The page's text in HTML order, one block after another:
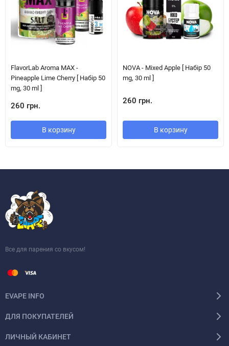
FlavorLab Aroma MAX -
Pineapple Lime Cherry [ Набір 50
mg, 30 ml ]
260 грн.
В корзину
NOVA - Mixed Apple [ Набір 50
mg, 30 ml ]
260 грн.
В корзину
Все для парения со вкусом!
EVAPE INFO
ДЛЯ ПОКУПАТЕЛЕЙ
ЛИЧНЫЙ КАБИНЕТ